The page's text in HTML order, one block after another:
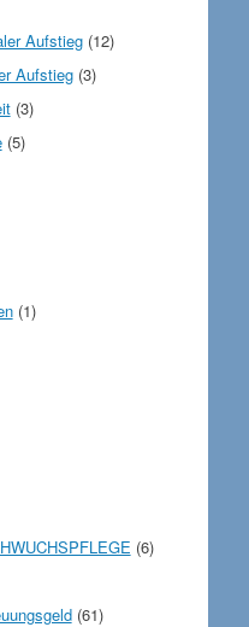
Aufstieg(12)
Aufstieg(3)
(3)
(5)
(1)
(6)
(61)